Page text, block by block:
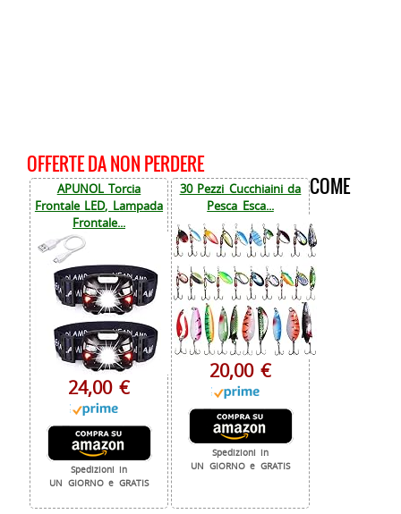
OFFERTE DA NON PERDERE
APUNOL Torcia
Frontale LED, Lampada
Frontale...
24,00 €
Spedizioni in
UN GIORNO e GRATIS
30 Pezzi Cucchiaini da
Pesca Esca...
20,00 €
Spedizioni in
UN GIORNO e GRATIS
COME